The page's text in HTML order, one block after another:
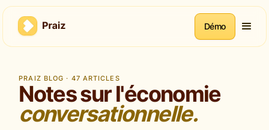
Démo
PRAIZ BLOG · 47 ARTICLES
Notes sur l'économie
conversationnelle.